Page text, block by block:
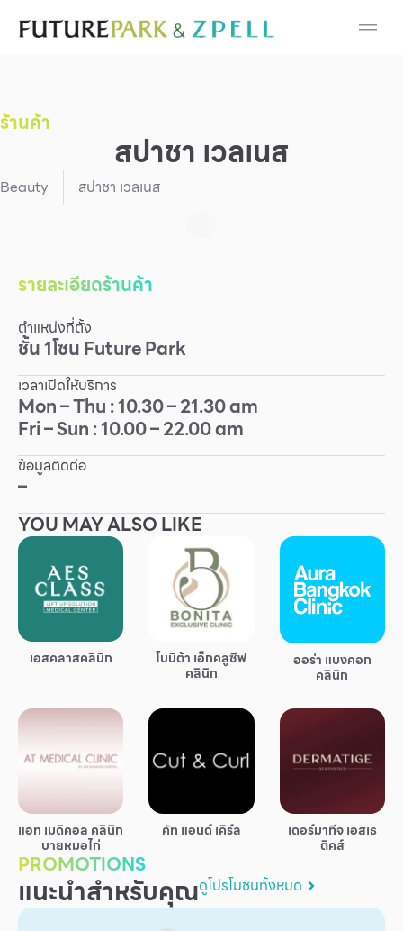
Cosmetic
Fashion
Food
Gold & Jewelry
IT
Mobile
Other
Service
Superstores
สมาชิก F-MEMBER
กิจกรรมและโปรโมชั่น
มีอะไรใหม่
บริการ
เพื่อสังคม
ฟิวเจอร์ซิตี้
IR
ร้านค้า
สปาชา เวลเนส
Beauty สปาชา เวลเนส
รายละเอียดร้านค้า
ตำแหน่งที่ตั้ง
ชั้น1โซนFuture Park
เวลาเปิดให้บริการ
Mon – Thu : 10.30 – 21.30 am
Fri – Sun : 10.00 – 22.00 am
ข้อมูลติดต่อ
–
YOU MAY ALSO LIKE
เอสคลาสคลินิก โบนิต้า เอ็กคลูซีฟ
คลินิก
ออร่า แบงคอก
คลินิก
แอท เมดิคอล คลินิก
บายหมอไก่
คัท แอนด์ เคิร์ล เดอร์มาทีจ เอสเธ
ติคส์
PROMOTIONS
แนะนำสำหรับคุณดูโปรโมชันทั้งหมด